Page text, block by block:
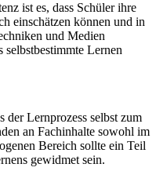
ist es, dass Schüler ihre
einschätzen können und in
und Medien
selbstbestimmte Lernen
der Lernprozess selbst zum
an Fachinhalte sowohl im
Bereich sollte ein Teil
gewidmet sein.